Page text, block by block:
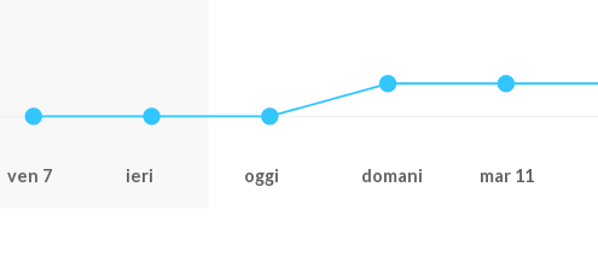
ven 7 ieri oggi domani mar 11